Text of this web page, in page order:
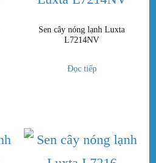
Sen cây nóng lạnh Luxta
L7214NV
Đọc tiếp